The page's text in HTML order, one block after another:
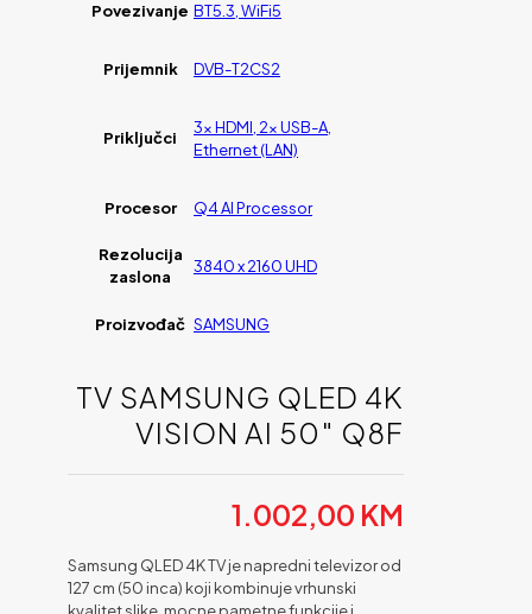
Povezivanje BT5.3, WiFi5
Prijemnik DVB-T2CS2
Priključci
3x HDMI, 2x USB-A,
Ethernet (LAN)
Procesor Q4 AI Processor
Rezolucija
zaslona
3840 x 2160 UHD
Proizvođač SAMSUNG
TV SAMSUNG QLED 4K
VISION AI 50″ Q8F
1.002,00 KM
Samsung QLED 4K TV je napredni televizor od
127 cm (50 inca) koji kombinuje vrhunski